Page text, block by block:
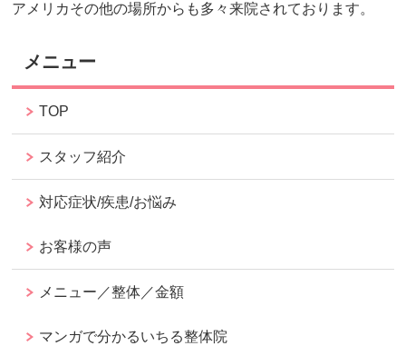
アメリカその他の場所からも多々来院されております。
メニュー
TOP
スタッフ紹介
対応症状/疾患/お悩み
お客様の声
メニュー／整体／金額
マンガで分かるいちる整体院